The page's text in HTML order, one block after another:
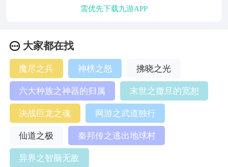
需优先下载九游APP
大家都在找
魔尽之兵 神榜之怒
拂晓之光
六大种族之神器的归属
末世之撒旦的宽恕
决战巨龙之魂
网游之武道独行
仙道之极
秦邦传之逃出地球村
异界之智脑无敌